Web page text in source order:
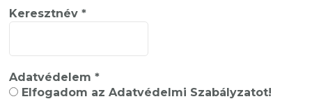
Keresztnév*
Adatvédelem*
Elfogadom az Adatvédelmi Szabályzatot!